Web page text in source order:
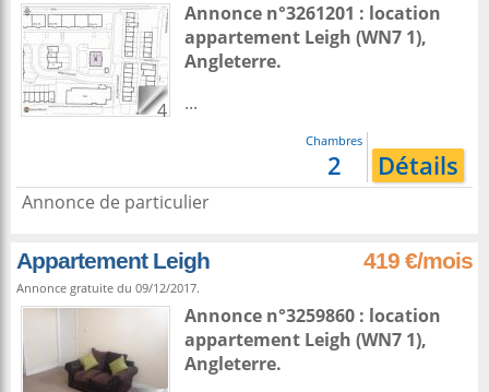
4
Annonce n°3261201 : location
appartement Leigh (WN7 1),
Angleterre.
...
Chambres
2 Détails
Annonce de particulier
Appartement Leigh 419 €/mois
Annonce gratuite du 09/12/2017.
Annonce n°3259860 : location
appartement Leigh (WN7 1),
Angleterre.